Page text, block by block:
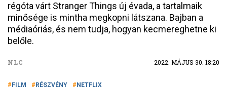
régóta várt Stranger Things új évada, a tartalmaik
minősége is mintha megkopni látszana. Bajban a
médiaóriás, és nem tudja, hogyan kecmereghetne ki
belőle.
NLC 2022. MÁJUS 30. 18:20
FILM RÉSZVÉNY NETFLIX